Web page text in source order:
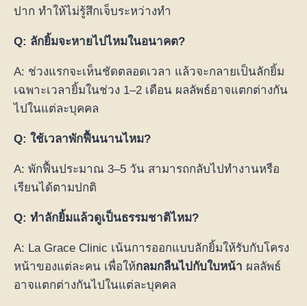
ปาก ทำให้ไม่รู้สึกเจ็บระหว่างทำ
Q: ลักยิ้มจะหายไปไหมในอนาคต?
A: ช่วงแรกจะเห็นชัดตลอดเวลา แล้วจะกลายเป็นลักยิ้ม
เฉพาะเวลายิ้มในช่วง 1–2 เดือน ผลลัพธ์อาจแตกต่างกัน
ไปในแต่ละบุคคล
Q: ใช้เวลาพักฟื้นนานไหม?
A: พักฟื้นประมาณ 3–5 วัน สามารถกลับไปทำงานหรือ
เรียนได้ตามปกติ
Q: ทำลักยิ้มแล้วดูเป็นธรรมชาติไหม?
A: La Grace Clinic เน้นการออกแบบลักยิ้มให้รับกับโครง
หน้าของแต่ละคน เพื่อให้กลมกลืนไปกับใบหน้า ผลลัพธ์
อาจแตกต่างกันไปในแต่ละบุคคล